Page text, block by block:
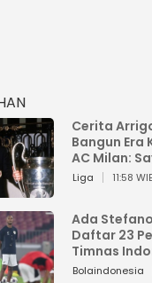
Cerita
Bangun Era
AC Milan:
Pemain dari
Liga 11:58
Ada
Daftar 23
Timnas
China
Bolaindonesia